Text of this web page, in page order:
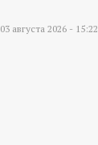
03 августа 2026 - 15:22